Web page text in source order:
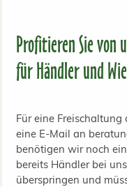
Profitieren Sie von
für Händler und
Für eine
eine E-Mail an
benötigen wir noch
bereits Händler bei
überspringen und